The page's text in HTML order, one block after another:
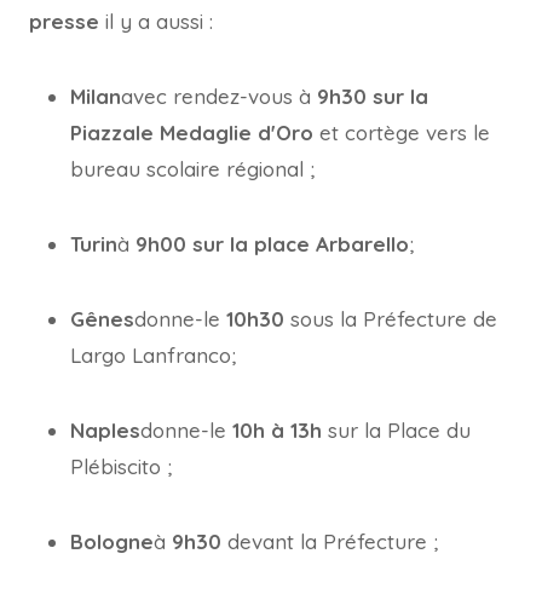
presse il y a aussi :
Milanavec rendez-vous à 9h30 sur la
Piazzale Medaglie d'Oro et cortège vers le
bureau scolaire régional ;
Turinà 9h00 sur la place Arbarello;
Gênesdonne-le 10h30 sous la Préfecture de
Largo Lanfranco;
Naplesdonne-le 10h à 13h sur la Place du
Plébiscito ;
Bologneà 9h30 devant la Préfecture ;